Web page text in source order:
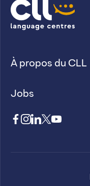
À propos du CLL
Jobs